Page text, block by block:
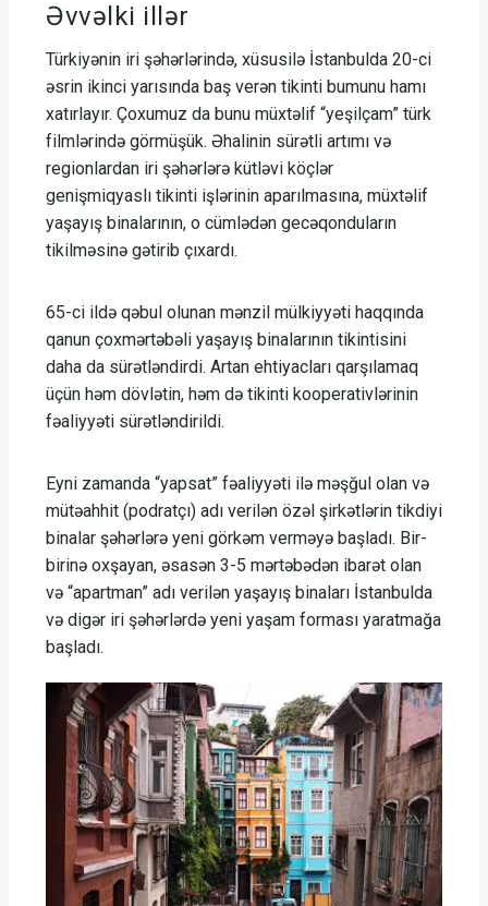
Əvvəlki illər
Türkiyənin iri şəhərlərində, xüsusilə İstanbulda 20-ci
əsrin ikinci yarısında baş verən tikinti bumunu hamı
xatırlayır. Çoxumuz da bunu müxtəlif “yeşilçam” türk
filmlərində görmüşük. Əhalinin sürətli artımı və
regionlardan iri şəhərlərə kütləvi köçlər
genişmiqyaslı tikinti işlərinin aparılmasına, müxtəlif
yaşayış binalarının, o cümlədən gecəqonduların
tikilməsinə gətirib çıxardı.
65-ci ildə qəbul olunan mənzil mülkiyyəti haqqında
qanun çoxmərtəbəli yaşayış binalarının tikintisini
daha da sürətləndirdi. Artan ehtiyacları qarşılamaq
üçün həm dövlətin, həm də tikinti kooperativlərinin
fəaliyyəti sürətləndirildi.
Eyni zamanda “yapsat” fəaliyyəti ilə məşğul olan və
mütəahhit (podratçı) adı verilən özəl şirkətlərin tikdiyi
binalar şəhərlərə yeni görkəm verməyə başladı. Bir-
birinə oxşayan, əsasən 3-5 mərtəbədən ibarət olan
və “apartman” adı verilən yaşayış binaları İstanbulda
və digər iri şəhərlərdə yeni yaşam forması yaratmağa
başladı.